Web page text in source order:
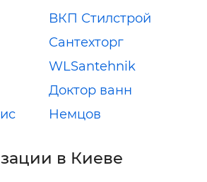
ВКП Стилстрой
Сантехторг
WLSantehnik
Доктор ванн
Немцов
в Киеве